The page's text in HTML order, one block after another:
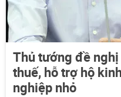
Thủ tướng đề
thuế, hỗ trợ hộ
nghiệp nhỏ